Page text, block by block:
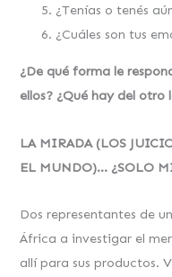
¿Tenías o tenés
¿Cuáles son tus
¿De qué forma le
ellos? ¿Qué hay del otro
LA MIRADA (LOS
EL MUNDO)… ¿SOLO
Dos representantes de
África a investigar el
allí para sus productos.